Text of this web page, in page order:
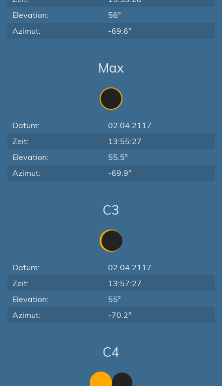
Elevation:
56°
Azimut:
-69.6°
Max
Datum:
02.04.2117
Zeit:
13:55:27
Elevation:
55.5°
Azimut:
-69.9°
C3
Datum:
02.04.2117
Zeit:
13:57:27
Elevation:
55°
Azimut:
-70.2°
C4